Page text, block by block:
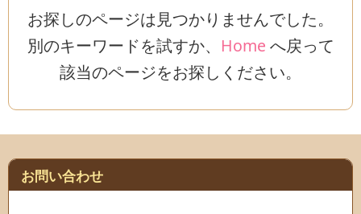
お探しのページは見つかりませんでした。
別のキーワードを試すか、 Home へ戻って
該当のページをお探しください。
お問い合わせ